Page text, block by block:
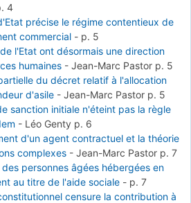
4
précise le régime contentieux de
commercial - p. 5
l'Etat ont désormais une direction
humaines - Jean-Marc Pastor p. 5
du décret relatif à l'allocation
d'asile - Jean-Marc Pastor p. 5
sanction initiale n'éteint pas la règle
- Léo Genty p. 6
d'un agent contractuel et la théorie
complexes - Jean-Marc Pastor p. 7
des personnes âgées hébergées en
au titre de l'aide sociale - p. 7
censure la contribution à